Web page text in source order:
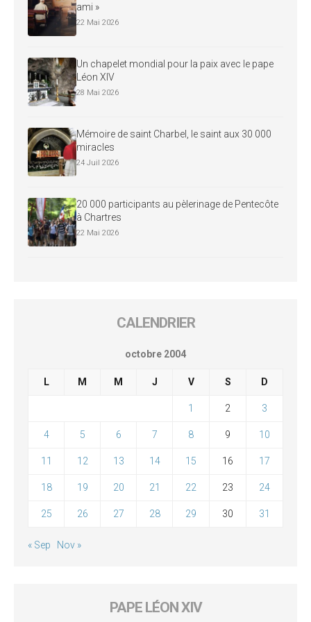
ami »
22 Mai 2026
Un chapelet mondial pour la paix avec le pape
Léon XIV
28 Mai 2026
Mémoire de saint Charbel, le saint aux 30 000
miracles
24 Juil 2026
20 000 participants au pèlerinage de Pentecôte
à Chartres
22 Mai 2026
CALENDRIER
octobre 2004
L M M J V S D
1 2 3
4 5 6 7 8 9 10
11 12 13 14 15 16 17
18 19 20 21 22 23 24
25 26 27 28 29 30 31
« Sep Nov »
PAPE LÉON XIV